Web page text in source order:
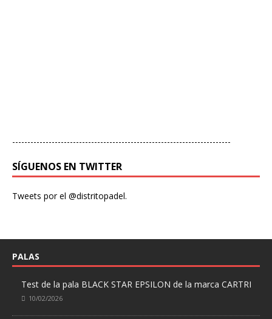
------------------------------------------------------------------------
SÍGUENOS EN TWITTER
Tweets por el @distritopadel.
PALAS
Test de la pala BLACK STAR EPSILON de la marca CARTRI
10/02/2026